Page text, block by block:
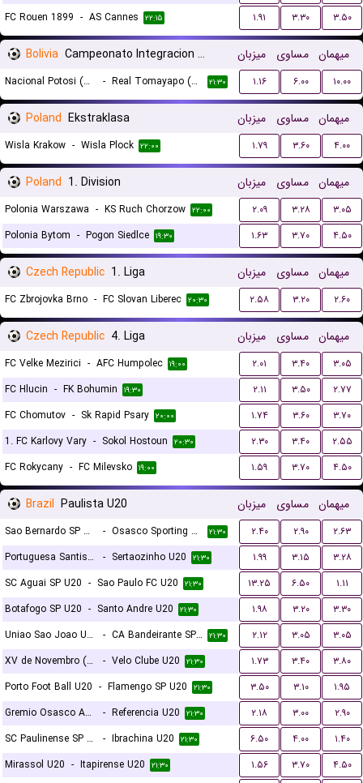
FC Rouen 1899 - AS Cannes ۲۲:۱۵ ۱.۹۱ ۳.۳۰ ۳.۵۰
Bolivia Campeonato Integracion Women میزبان مساوی میهمان
Nacional Potosi (W) - Real Tomayapo (W) ۲۱:۳۰ ۱.۱۶ ۶.۰۰ ۱۰.۰۰
Poland Ekstraklasa میزبان مساوی میهمان
Wisla Krakow - Wisla Plock ۲۲:۰۰ ۱.۷۹ ۳.۶۰ ۴.۰۰
Poland 1. Division میزبان مساوی میهمان
Polonia Warszawa - KS Ruch Chorzow ۲۲:۰۰ ۲.۰۹ ۳.۲۸
۳.۰۵
Polonia Bytom - Pogon Siedlce ۱۹:۳۰ ۱.۶۳ ۳.۷۰ ۴.۵۰
Czech Republic 1. Liga میزبان مساوی میهمان
FC Zbrojovka Brno - FC Slovan Liberec ۲۰:۳۰ ۲.۵۸ ۳.۲۰ ۲.۶۰
Czech Republic 4. Liga میزبان مساوی میهمان
FC Velke Mezirici - AFC Humpolec ۱۹:۰۰ ۲.۰۱ ۳.۴۰
۳.۰۵
FC Hlucin - FK Bohumin ۱۹:۳۰ ۲.۱۱ ۳.۵۰
۲.۷۷
FC Chomutov - Sk Rapid Psary ۲۰:۰۰ ۱.۷۴ ۳.۶۰
۳.۷۰
1. FC Karlovy Vary - Sokol Hostoun ۲۰:۳۰ ۲.۳۰ ۳.۴۰
۲.۵۵
FC Rokycany - FC Milevsko ۱۹:۰۰ ۱.۵۹ ۳.۷۰ ۴.۵۰
Brazil Paulista U20 میزبان مساوی میهمان
Sao Bernardo SP U20 - Osasco Sporting SP U20 ۲۱:۳۰ ۲.۴۰ ۲.۹۰
۲.۶۳
Portuguesa Santista U20
- Sertaozinho U20 ۲۱:۳۰ ۱.۹۹ ۳.۱۵
۳.۲۸
SC Aguai SP U20 - Sao Paulo FC U20 ۲۱:۳۰ ۱۳.۲۵ ۶.۵۰
۱.۱۱
Botafogo SP U20 - Santo Andre U20 ۲۱:۳۰ ۱.۹۸ ۳.۲۰
۳.۳۰
Uniao Sao Joao U20
- CA Bandeirante SP U20 ۲۱:۳۰ ۲.۱۲ ۳.۰۵
۳.۰۵
XV de Novembro (Piracicaba) U20
- Velo Clube U20 ۲۱:۳۰ ۱.۷۳ ۳.۴۰
۳.۸۰
Porto Foot Ball U20 - Flamengo SP U20 ۲۱:۳۰ ۳.۵۰ ۳.۱۰
۱.۹۵
Gremio Osasco Audax SP U20
- Referencia U20 ۲۱:۳۰ ۲.۱۸ ۳.۰۰
۲.۹۰
SC Paulinense SP U20
- Ibrachina U20 ۲۱:۳۰ ۶.۵۰ ۴.۰۰
۱.۴۰
Mirassol U20 - Itapirense U20 ۲۱:۳۰ ۱.۵۶ ۳.۷۰ ۴.۵۰